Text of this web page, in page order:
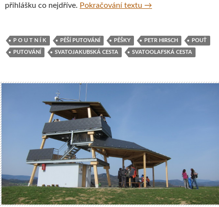
přihlášku co nejdříve. Pokračování textu Co si takhle někam
→
P O U T N Í K PĚŠÍ PUTOVÁNÍ PĚŠKY PETR HIRSCH POUŤ
PUTOVÁNÍ SVATOJAKUBSKÁ CESTA SVATOOLAFSKÁ CESTA